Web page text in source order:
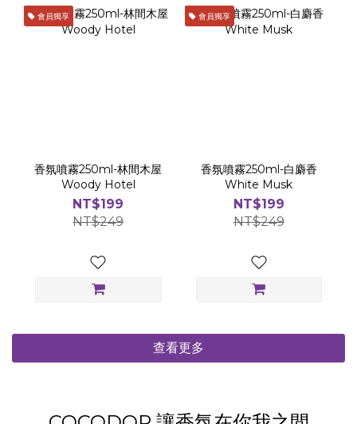
會員獨享
香氛噴霧250ml-林間木屋
Woody Hotel
NT$199
NT$249
會員獨享
香氛噴霧250ml-白麝香
White Musk
NT$199
NT$249
查看更多